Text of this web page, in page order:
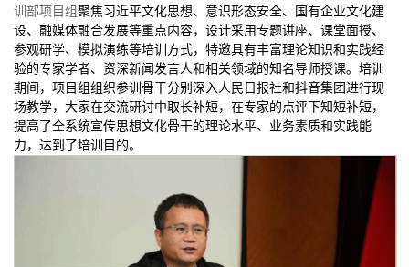
训部项目组聚焦习近平文化思想、意识形态安全、国有企业文化建
设、融媒体融合发展等重点内容，设计采用专题讲座、课堂面授、
参观研学、模拟演练等培训方式，特邀具有丰富理论知识和实践经
验的专家学者、资深新闻发言人和相关领域的知名导师授课。培训
期间，项目组组织参训骨干分别深入人民日报社和抖音集团进行现
场教学，大家在交流研讨中取长补短，在专家的点评下知短补短，
提高了全系统宣传思想文化骨干的理论水平、业务素质和实践能
力，达到了培训目的。